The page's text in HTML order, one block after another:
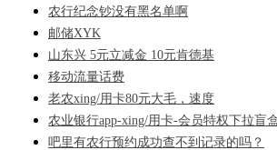
农行纪念钞没有黑名单啊
邮储XYK
山东兴 5元立减金 10元肯德基
移动流量话费
老农xing/用卡80元大毛，速度
农业银行app-xing/用卡-会员特权下拉盲
吧里有农行预约成功查不到记录的吗？